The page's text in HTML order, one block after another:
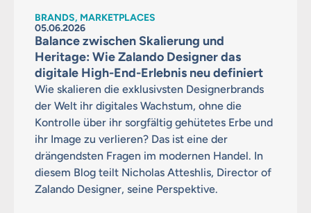
BRANDS, MARKETPLACES
05.06.2026
Balance zwischen Skalierung und
Heritage: Wie Zalando Designer das
digitale High-End-Erlebnis neu definiert
Wie skalieren die exklusivsten Designerbrands
der Welt ihr digitales Wachstum, ohne die
Kontrolle über ihr sorgfältig gehütetes Erbe und
ihr Image zu verlieren? Das ist eine der
drängendsten Fragen im modernen Handel. In
diesem Blog teilt Nicholas Atteshlis, Director of
Zalando Designer, seine Perspektive.